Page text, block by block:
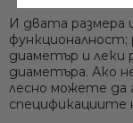
И двата размера
диаметър и леки
диаметъра. Ако
лесно можете да